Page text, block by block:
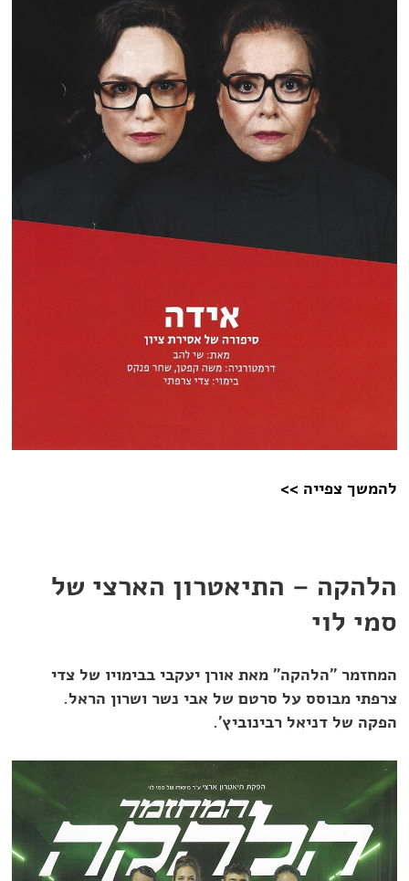
להמשך צפייה >>
הלהקה – התיאטרון הארצי של
סמי לוי
המחזמר "הלהקה" מאת אורן יעקבי בבימויו של צדי
צרפתי מבוסס על סרטם של אבי נשר ושרון הראל.
הפקה של דניאל רבינוביץ'.